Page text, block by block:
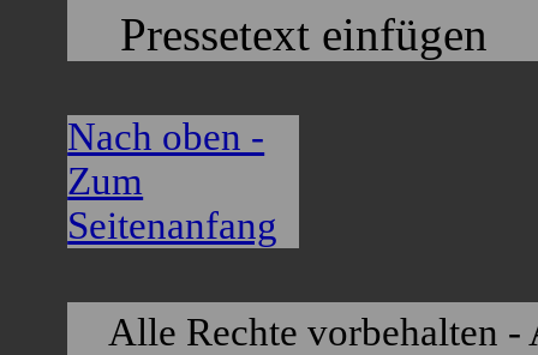
Pressetext einfügen
Nach oben -
Zum
Seitenanfang
Alle Rechte vorbehalten